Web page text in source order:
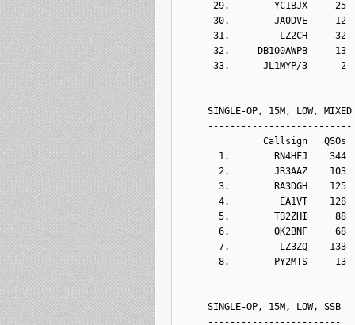
29.        YC1BJX     25
30.        JA0DVE     12
31.         LZ2CH     32
32.     DB100AWPB     13
33.      JL1MYP/3      2
SINGLE-OP, 15M, LOW, MIXED
--------------------------
Callsign   QSOs  Points
1.        RN4HFJ    344
2.        JR3AAZ    103
3.        RA3DGH    125
4.         EA1VT    128
5.        TB2ZHI     88
6.        OK2BNF     68
7.         LZ3ZQ    133
8.        PY2MTS     13
SINGLE-OP, 15M, LOW, SSB
------------------------